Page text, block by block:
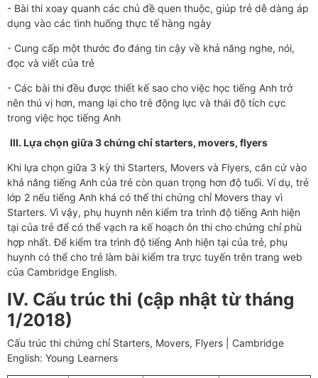
- Bài thi xoay quanh các chủ đề quen thuộc, giúp trẻ dễ dàng áp
dụng vào các tình huống thực tế hàng ngày
- Cung cấp một thước đo đáng tin cậy về khả năng nghe, nói,
đọc và viết của trẻ
- Các bài thi đều được thiết kế sao cho việc học tiếng Anh trở
nên thú vị hơn, mang lại cho trẻ động lực và thái độ tích cực
trong việc học tiếng Anh
III. Lựa chọn giữa 3 chứng chỉ starters, movers, flyers
Khi lựa chọn giữa 3 kỳ thi Starters, Movers và Flyers, căn cứ vào
khả năng tiếng Anh của trẻ còn quan trọng hơn độ tuổi. Ví dụ, trẻ
lớp 2 nếu tiếng Anh khá có thể thi chứng chỉ Movers thay vì
Starters. Vì vậy, phụ huynh nên kiểm tra trình độ tiếng Anh hiện
tại của trẻ để có thể vạch ra kế hoạch ôn thi cho chứng chỉ phù
hợp nhất. Để kiểm tra trình độ tiếng Anh hiện tại của trẻ, phụ
huynh có thể cho trẻ làm bài kiểm tra trực tuyến trên trang web
của Cambridge English.
IV. Cấu trúc thi (cập nhật từ tháng
1/2018)
Cấu trúc thi chứng chỉ Starters, Movers, Flyers | Cambridge
English: Young Learners